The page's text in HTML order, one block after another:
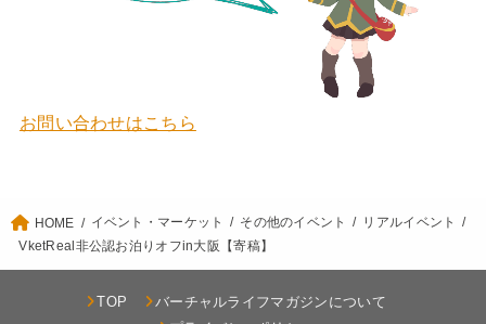
お問い合わせはこちら
HOME イベント・マーケット その他のイベント
リアルイベント
VketReal非公認お泊りオフin大阪【寄稿】
TOP
バーチャルライフマガジンについて